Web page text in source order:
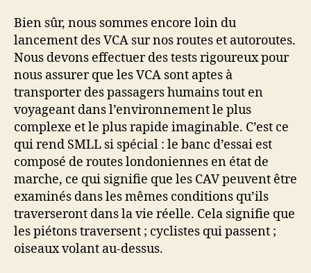
Bien sûr, nous sommes encore loin du
lancement des VCA sur nos routes et autoroutes.
Nous devons effectuer des tests rigoureux pour
nous assurer que les VCA sont aptes à
transporter des passagers humains tout en
voyageant dans l’environnement le plus
complexe et le plus rapide imaginable. C’est ce
qui rend SMLL si spécial : le banc d’essai est
composé de routes londoniennes en état de
marche, ce qui signifie que les CAV peuvent être
examinés dans les mêmes conditions qu’ils
traverseront dans la vie réelle. Cela signifie que
les piétons traversent ; cyclistes qui passent ;
oiseaux volant au-dessus.